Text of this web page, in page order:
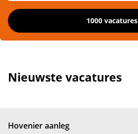
1000 vacatures
Nieuwste vacatures
Hovenier aanleg